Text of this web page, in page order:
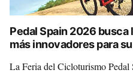
Pedal Spain 2026
más innovadores para
La Feria del Cicloturismo Pedal